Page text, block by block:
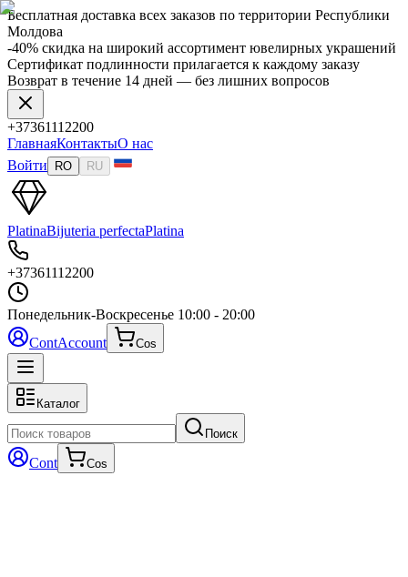
Бесплатная доставка всех заказов по территории Республики
Молдова
-40% скидка на широкий ассортимент ювелирных украшений
Сертификат подлинности прилагается к каждому заказу
Возврат в течение 14 дней — без лишних вопросов
+37361112200
ГлавнаяКонтактыО нас
Войти
RO RU
PlatinaBijuteria perfectaPlatina
+37361112200
Понедельник-Воскресенье 10:00 - 20:00
ContAccount Cos
Каталог
Поиск
Cont Cos